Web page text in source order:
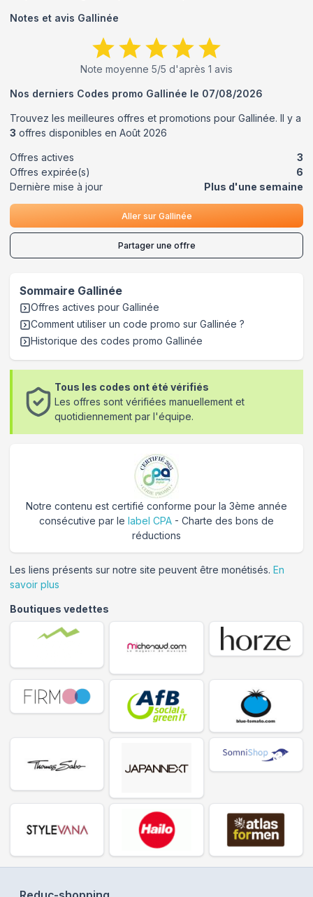
Notes et avis Gallinée
Note moyenne 5/5 d'après 1 avis
Nos derniers Codes promo Gallinée le 07/08/2026
Trouvez les meilleures offres et promotions pour Gallinée. Il y a
3 offres disponibles en Août 2026
Offres actives
3
Offres expirée(s)
6
Dernière mise à jour
Plus d'une semaine
Aller sur Gallinée
Partager une offre
Sommaire Gallinée
Offres actives pour Gallinée
Comment utiliser un code promo sur Gallinée ?
Historique des codes promo Gallinée
Tous les codes ont été vérifiés
Les offres sont vérifiées manuellement et
quotidiennement par l'équipe.
Notre contenu est certifié conforme pour la 3ème année
consécutive par le label CPA - Charte des bons de
réductions
Les liens présents sur notre site peuvent être monétisés. En
savoir plus
Boutiques vedettes